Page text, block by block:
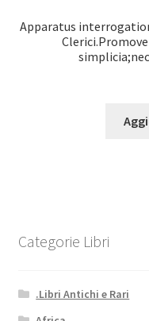
Apparatus
Categorie Libri
.Libri Antichi e Rari